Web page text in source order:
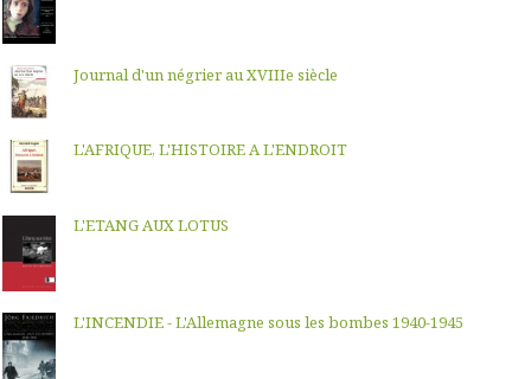
Journal d'un négrier au XVIIIe siècle
L'AFRIQUE, L'HISTOIRE A L'ENDROIT
L'ETANG AUX LOTUS
L'INCENDIE - L'Allemagne sous les bombes 1940-1945